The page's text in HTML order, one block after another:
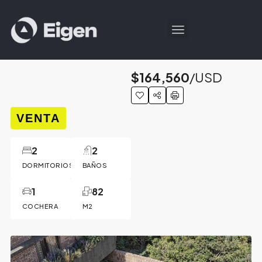
VENTA
DORMITORIOS
2
BAÑOS
2
COCHERA
1
M2
82
$164,560/USD